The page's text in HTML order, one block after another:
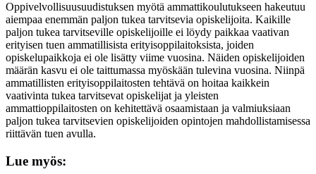
Oppivelvollisuusuudistuksen myötä ammattikoulutukseen hakeutuu
aiempaa enemmän paljon tukea tarvitsevia opiskelijoita. Kaikille
paljon tukea tarvitseville opiskelijoille ei löydy paikkaa vaativan
erityisen tuen ammatillisista erityisoppilaitoksista, joiden
opiskelupaikkoja ei ole lisätty viime vuosina. Näiden opiskelijoiden
määrän kasvu ei ole taittumassa myöskään tulevina vuosina. Niinpä
ammatillisten erityisoppilaitosten tehtävä on hoitaa kaikkein
vaativinta tukea tarvitsevat opiskelijat ja yleisten
ammattioppilaitosten on kehitettävä osaamistaan ja valmiuksiaan
paljon tukea tarvitsevien opiskelijoiden opintojen mahdollistamisessa
riittävän tuen avulla.
Lue myös: